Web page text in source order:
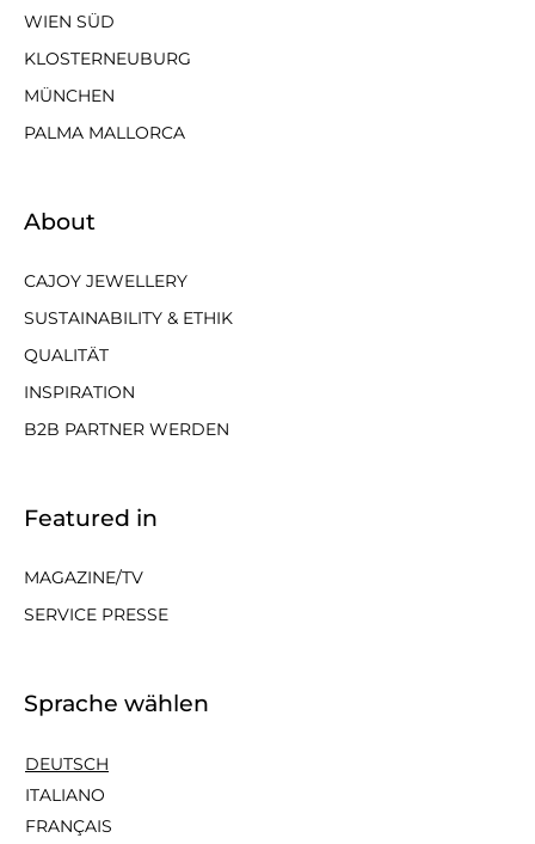
WIEN SÜD
KLOSTERNEUBURG
MÜNCHEN
PALMA MALLORCA
About
CAJOY JEWELLERY
SUSTAINABILITY & ETHIK
QUALITÄT
INSPIRATION
B2B PARTNER WERDEN
Featured in
MAGAZINE/TV
SERVICE PRESSE
Sprache wählen
DEUTSCH
ITALIANO
FRANÇAIS